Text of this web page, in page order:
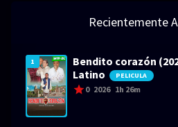
Recientemente
1
Bendito corazón
Latino
PELICULA
0 2026 1h 26m